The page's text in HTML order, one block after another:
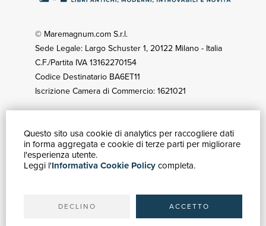
Questo sito usa cookie di analytics per raccogliere dati
in forma aggregata e cookie di terze parti per migliorare
l'esperienza utente.
Leggi l'Informativa Cookie Policycompleta.
DECLINO ACCETTO
© Maremagnum.com S.r.l.
Sede Legale: Largo Schuster 1, 20122 Milano - Italia
C.F./Partita IVA 13162270154
Codice Destinatario BA6ET11
Iscrizione Camera di Commercio: 1621021
GUIDA ACQUISTI
Ricerca avanzata
Spedizioni